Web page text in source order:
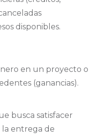
disponibles.
en un proyecto o
(ganancias).
busca satisfacer
la entrega de